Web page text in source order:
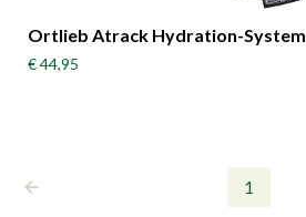
Ortlieb Atrack Hydration-System
€ 44,95
1